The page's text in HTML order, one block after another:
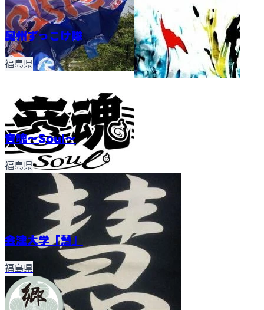
奥州ずっこけ隊
福島県
音魂～Soul〜
福島県
会津大学「慧」
福島県